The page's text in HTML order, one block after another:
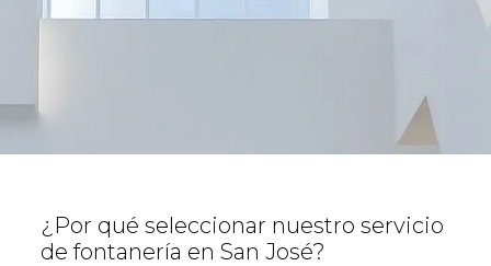
¿Por qué seleccionar nuestro servicio
de fontanería en San José?